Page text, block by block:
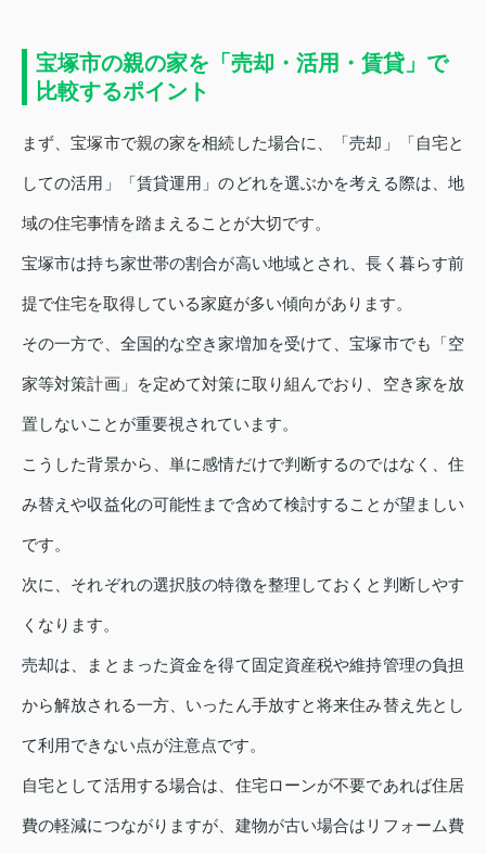
宝塚市の親の家を「売却・活用・賃貸」で
比較するポイント
まず、宝塚市で親の家を相続した場合に、「売却」「自宅と
しての活用」「賃貸運用」のどれを選ぶかを考える際は、地
域の住宅事情を踏まえることが大切です。
宝塚市は持ち家世帯の割合が高い地域とされ、長く暮らす前
提で住宅を取得している家庭が多い傾向があります。
その一方で、全国的な空き家増加を受けて、宝塚市でも「空
家等対策計画」を定めて対策に取り組んでおり、空き家を放
置しないことが重要視されています。
こうした背景から、単に感情だけで判断するのではなく、住
み替えや収益化の可能性まで含めて検討することが望ましい
です。
次に、それぞれの選択肢の特徴を整理しておくと判断しやす
くなります。
売却は、まとまった資金を得て固定資産税や維持管理の負担
から解放される一方、いったん手放すと将来住み替え先とし
て利用できない点が注意点です。
自宅として活用する場合は、住宅ローンが不要であれば住居
費の軽減につながりますが、建物が古い場合はリフォーム費